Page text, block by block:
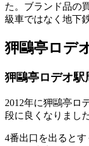
た。ブランド品の
級車ではなく地下
狎鷗亭ロデ
狎鷗亭ロデオ駅
2012年に狎鷗亭ロ
段に良くなりました
4番出口を出ると